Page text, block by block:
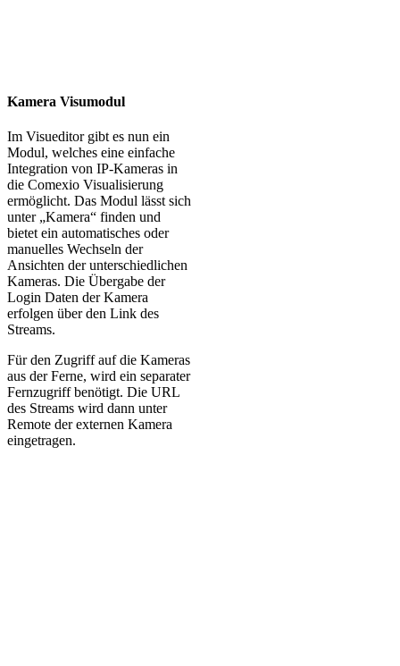
Kamera Visumodul
Im Visueditor gibt es nun ein
Modul, welches eine einfache
Integration von IP-Kameras in
die Comexio Visualisierung
ermöglicht. Das Modul lässt sich
unter „Kamera“ finden und
bietet ein automatisches oder
manuelles Wechseln der
Ansichten der unterschiedlichen
Kameras. Die Übergabe der
Login Daten der Kamera
erfolgen über den Link des
Streams.
Für den Zugriff auf die Kameras
aus der Ferne, wird ein separater
Fernzugriff benötigt. Die URL
des Streams wird dann unter
Remote der externen Kamera
eingetragen.